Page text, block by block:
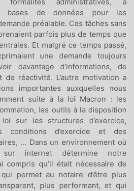
bases de données pour les
préalable. Ces tâches sans
parfois plus de temps que
Et malgré ce temps passé,
une demande toujours
davantage d’informations, de
de réactivité. L’autre motivation a
importantes auxquelles nous
suite à la loi Macron : les
les outils à la disposition
sur les structures d’exercice,
conditions d’exercice et des
… Dans un environnement où
internet détermine notre
compris qu’il était nécessaire de
permet au notaire d’être plus
plus performant, et qui